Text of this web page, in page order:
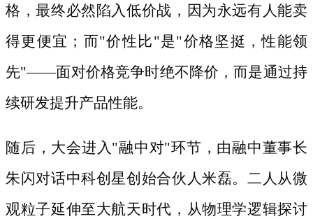
格，最终必然陷入低价战，因为永远有人能卖
得更便宜；而"价性比"是"价格坚挺，性能领
先"——面对价格竞争时绝不降价，而是通过持
续研发提升产品性能。
随后，大会进入"融中对"环节，由融中董事长
朱闪对话中科创星创始合伙人米磊。二人从微
观粒子延伸至大航天时代，从物理学逻辑探讨